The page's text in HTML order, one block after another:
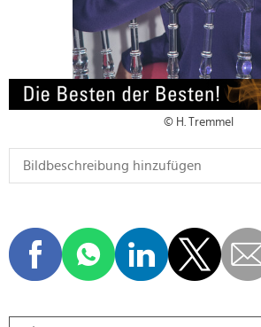
© H. Tremmel